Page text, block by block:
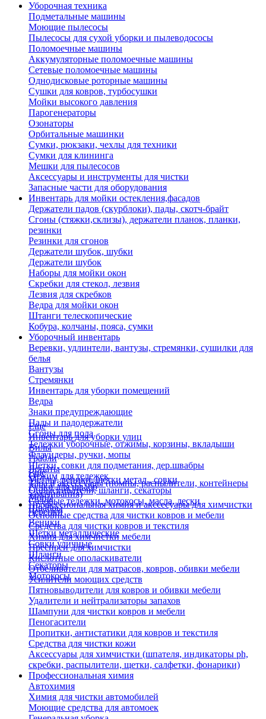
Уборочная техника
Подметальные машины
Моющие пылесосы
Пылесосы для сухой уборки и пылеводососы
Поломоечные машины
Аккумуляторные поломоечные машины
Сетевые поломоечные машины
Однодисковые роторные машины
Сушки для ковров, турбосушки
Мойки высокого давления
Парогенераторы
Озонаторы
Орбитальные машинки
Сумки, рюкзаки, чехлы для техники
Сумки для клининга
Мешки для пылесосов
Аксессуары и инструменты для чистки
Запасные части для оборудования
Инвентарь для мойки остекления,фасадов
Держатели падов (скурблоки), пады, скотч-брайт
Сгоны (стяжки,склизы), держатели планок, планки,
резинки
Резинки для сгонов
Держатели шубок, шубки
Держатели шубок
Наборы для мойки окон
Скребки для стекол, лезвия
Лезвия для скребков
Ведра для мойки окон
Штанги телескопические
Кобура, колчаны, пояса, сумки
Уборочный инвентарь
Веревки, удлинтели, вантузы, стремянки, сушилки для
белья
Вантузы
Стремянки
Инвентарь для уборки помещений
Ведра
Знаки предупреждающие
Пады и падодержатели
Сгоны для пола
Тележки уборочные, отжимы, корзины, вкладыши
Флаундеры, ручки, мопы
Щетки, совки для подметания, дер.швабры
Отжим для тележек
Ручки для швабр
Мопы
Швабры
Еще
Инвентарь для уборки улиц
Вилы
Грабли
Лопаты
Метлы, веники, щетки метал., совки
Опрыскиватели, шланги, секаторы
Садовые тележки, мотокосы, масла, лески
Черенки
Веники
Щетки металлические
Совки уличные
Шланги
Секаторы
Мотокосы
Еще
Тара и аксессуары (помпы, распылители, контейнеры
замачивания)
Профессиональная химия и акссесуары для химчистки
Основные средства для чистки ковров и мебели
Средства для чистки ковров и текстиля
Химия для химчистки мебели
Преспреи для химчистки
Кислотные ополаскиватели
Отбеливатели для матрасов, ковров, обивки мебели
Усилители моющих средств
Пятновыводители для ковров и обивки мебели
Удалители и нейтрализаторы запахов
Шампуни для чистки ковров и мебели
Пеногасители
Пропитки, антистатики для ковров и текстиля
Средства для чистки кожи
Аксессуары для химчистки (шпателя, индикаторы ph,
скребки, распылители, щетки, салфетки, фонарики)
Профессиональная химия
Автохимия
Химия для чистки автомобилей
Моющие средства для автомоек